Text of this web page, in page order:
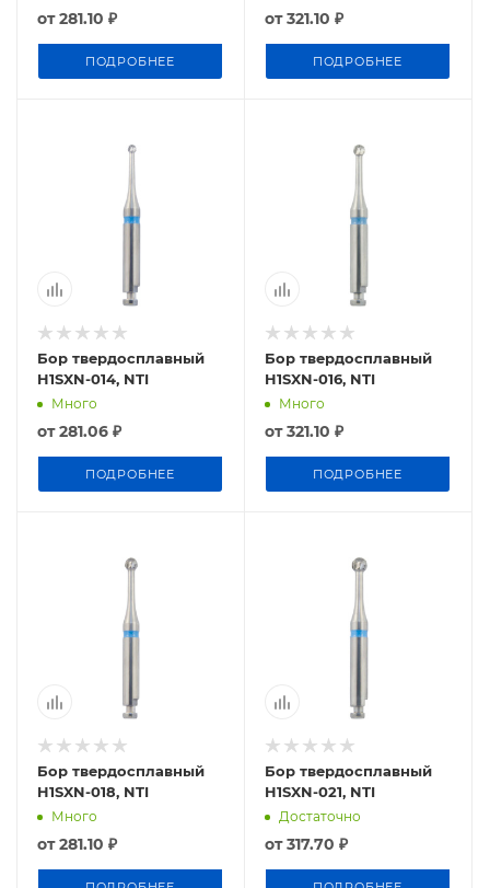
от281.10 ₽
ПОДРОБНЕЕ
от321.10 ₽
ПОДРОБНЕЕ
Бор твердосплавный
H1SXN-014, NTI
Много
от281.06 ₽
ПОДРОБНЕЕ
Бор твердосплавный
H1SXN-016, NTI
Много
от321.10 ₽
ПОДРОБНЕЕ
Бор твердосплавный
H1SXN-018, NTI
Много
от281.10 ₽
Бор твердосплавный
H1SXN-021, NTI
Достаточно
от317.70 ₽